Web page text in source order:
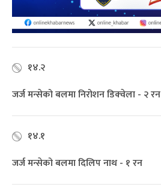
१४.२
जर्ज मन्सेको बलमा निरोशन डिक्‍वेला - २ रन
१४.१
जर्ज मन्सेको बलमा दिलिप नाथ - १ रन